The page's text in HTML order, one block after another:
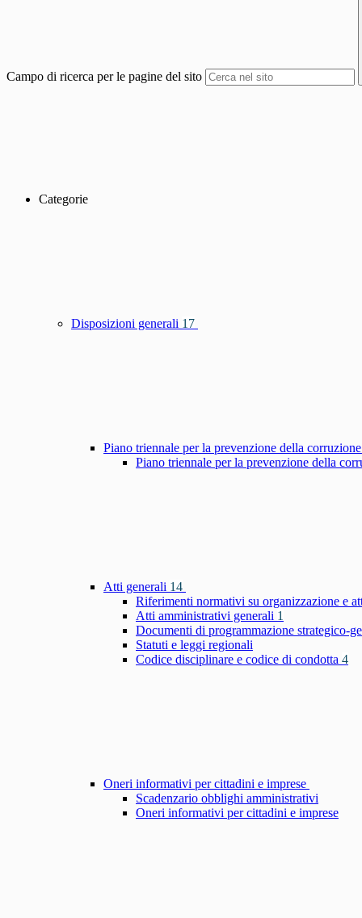
Campo di ricerca per le pagine del sito
Categorie
Disposizioni generali 17
Piano triennale per la prevenzione della
Piano triennale per la prevenzione della
Atti generali 14
Riferimenti normativi su organizzazione e
Atti amministrativi generali 1
Documenti di programmazione strategico-
Statuti e leggi regionali
Codice disciplinare e codice di condotta 4
Oneri informativi per cittadini e imprese
Scadenzario obblighi amministrativi
Oneri informativi per cittadini e imprese